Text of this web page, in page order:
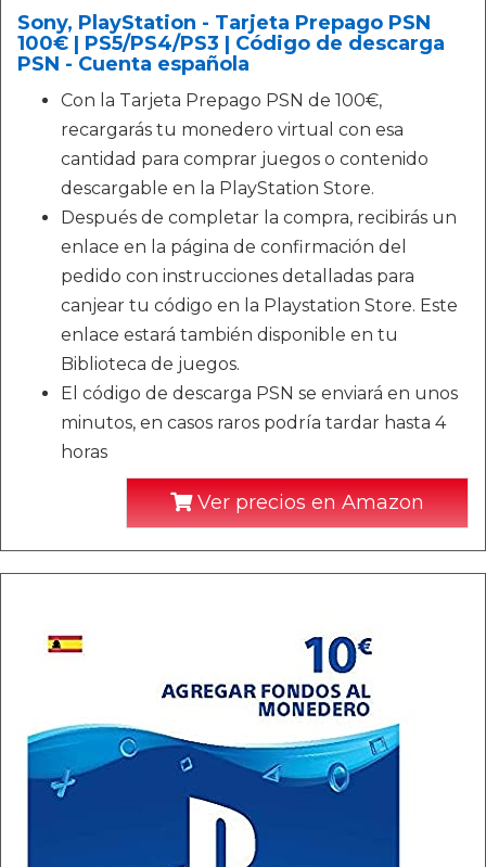
Sony, PlayStation - Tarjeta Prepago PSN
100€ | PS5/PS4/PS3 | Código de descarga
PSN - Cuenta española
Con la Tarjeta Prepago PSN de 100€,
recargarás tu monedero virtual con esa
cantidad para comprar juegos o contenido
descargable en la PlayStation Store.
Después de completar la compra, recibirás un
enlace en la página de confirmación del
pedido con instrucciones detalladas para
canjear tu código en la Playstation Store. Este
enlace estará también disponible en tu
Biblioteca de juegos.
El código de descarga PSN se enviará en unos
minutos, en casos raros podría tardar hasta 4
horas
Ver precios en Amazon